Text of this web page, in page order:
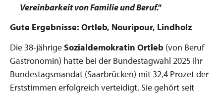
Vereinbarkeit von Familie und Beruf."
Gute Ergebnisse: Ortleb, Nouripour, Lindholz
Die 38-jährige Sozialdemokratin Ortleb (von Beruf
Gastronomin) hatte bei der Bundestagwahl 2025 ihr
Bundestagsmandat (Saarbrücken) mit 32,4 Prozet der
Erststimmen erfolgreich verteidigt. Sie gehört seit